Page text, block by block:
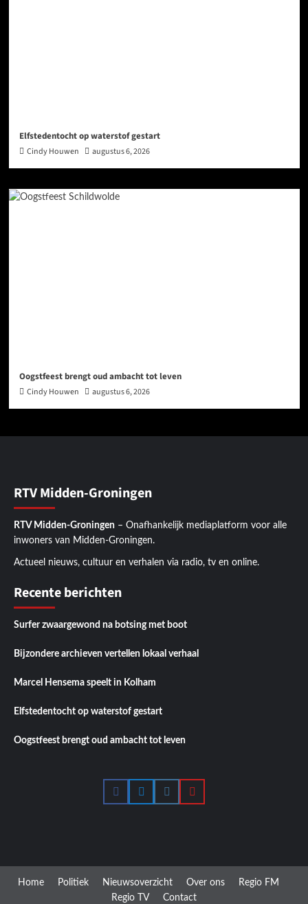
Elfstedentocht op waterstof gestart
Cindy Houwen augustus 6, 2026
Oogstfeest brengt oud ambacht tot leven
Cindy Houwen augustus 6, 2026
RTV Midden-Groningen
RTV Midden-Groningen – Onafhankelijk mediaplatform voor alle
inwoners van Midden-Groningen.
Actueel nieuws, cultuur en verhalen via radio, tv en online.
Recente berichten
Surfer zwaargewond na botsing met boot
Bijzondere archieven vertellen lokaal verhaal
Marcel Hensema speelt in Kolham
Elfstedentocht op waterstof gestart
Oogstfeest brengt oud ambacht tot leven
FacebookTwitterInstagramYouTube
Home Politiek Nieuwsoverzicht Over ons
Regio FM
Regio TV
Contact